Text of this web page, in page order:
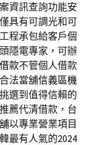
資訊查詢功能安
具有可調光和可
程承包給客戶個
隱電專家，可辦
款不管個人借款
法當舖信義區機
選到值得信賴的
薦代清借款，台
以專業營業項目
最有人氣的2024